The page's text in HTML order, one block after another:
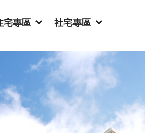
宅專區 社宅專區